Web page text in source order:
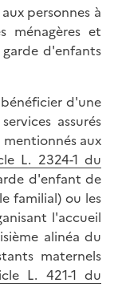
personnes à
ménagères et
d'enfants
d'une
assurés
mentionnés aux
L. 2324-1 du
d'enfant de
familial) ou les
l'accueil
alinéa du
maternels
L. 421-1 du